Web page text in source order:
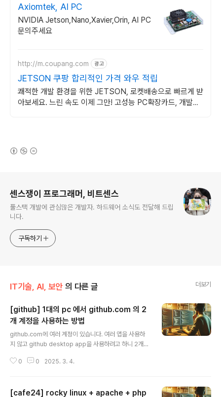
Axiomtek, AI PC
NVIDIA Jetson,Nano,Xavier,Orin, AI PC
문의주세요
http://m.coupang.com 광고
JETSON 쿠팡 합리적인 가격 와우 적립
쾌적한 개발 환경을 위한 JETSON, 로켓배송으로 빠르게 받
아보세요. 느린 속도 이제 그만! 고성능 PC확장카드, 개발을
센스쟁이 프로그래머, 비트센스
풀스택 개발에 관심많은 개발자. 하드웨어 소식도 전달해 드립
니다.
구독하기
IT기술, AI, 보안 의 다른 글 더보기
[github] 1대의 pc 에서 github.com 의 2
개 계정을 사용하는 방법
github.com에 여러 계정이 있습니다. 여러 앱을 사용하
지 않고 github desktop app을 사용하려고 하니 2개
법이 없을까... 괜한 생각에 자료를 찾아봤습니다.여러 Git
설명드리겠습니다. 1. 각 계정별 SSH 키 생성 1. 터미널에
0 0 2025. 3. 4.
[cafe24] rocky linux + apache + php